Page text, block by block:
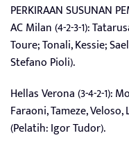
PERKIRAAN SUSUNAN
AC Milan (4-2-3-1):
Toure; Tonali, Kessie;
Stefano Pioli).
Hellas Verona (3-4-2-1):
Faraoni, Tameze,
(Pelatih: Igor Tudor).